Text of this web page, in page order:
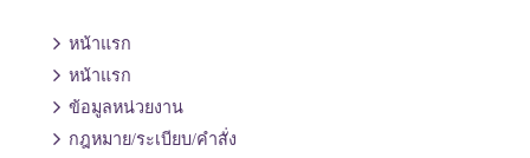
หน้าแรก
หน้าแรก
ข้อมูลหน่วยงาน
กฎหมาย/ระเบียบ/คำสั่ง